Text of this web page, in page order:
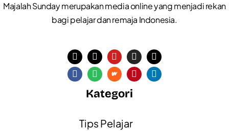
Majalah Sunday merupakan media online yang menjadi rekan
bagi pelajar dan remaja Indonesia.
Kategori
Tips Pelajar